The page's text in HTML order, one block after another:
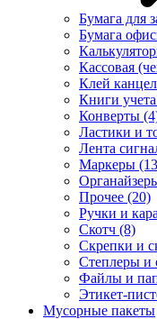
Бумага для
Бумага
Кассовая
Клей
Книги
Конверты
Ластики и
Лента
Маркеры
Прочее (20)
Ручки и
Скотч (8)
Скрепки и
Степлеры и
Файлы и
Этикет-
Мусорные пакеты